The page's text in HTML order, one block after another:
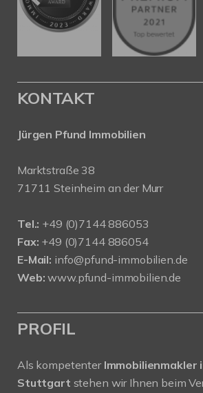
KONTAKT
Jürgen Pfund Immobilien
Marktstraße 38
71711 Steinheim an der Murr
Tel.: +49 (0)7144 886053
Fax: +49 (0)7144 886054
E-Mail: info@pfund-immobilien.de
Web: www.pfund-immobilien.de
PROFIL
Als kompetenter Immobilienmakler
Stuttgart stehen wir Ihnen beim